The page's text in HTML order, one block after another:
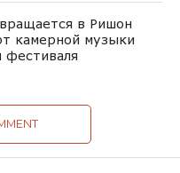
в Ришон
камерной музыки
фестиваля